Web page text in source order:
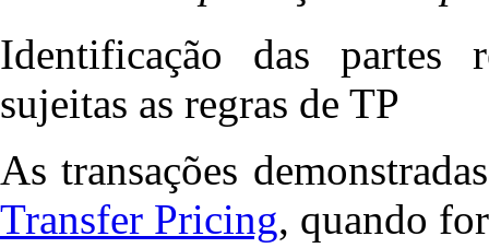
Identificação das partes
sujeitas as regras de TP
As transações
Transfer Pricing, quando